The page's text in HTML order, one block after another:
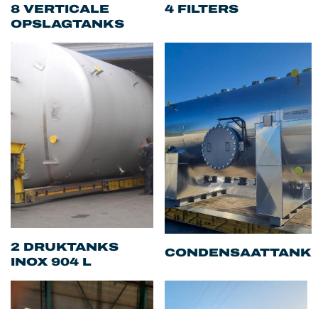
8 VERTICALE
OPSLAGTANKS
4 FILTERS
2 DRUKTANKS
INOX 904 L
CONDENSAATTANK